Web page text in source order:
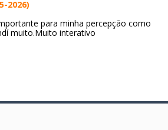
2026)
para minha percepção como
muito.Muito interativo